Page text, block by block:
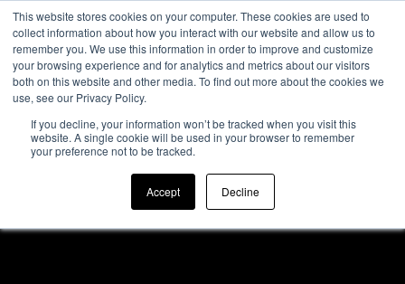
This website stores cookies on your computer. These cookies are used to
collect information about how you interact with our website and allow us to
remember you. We use this information in order to improve and customize
your browsing experience and for analytics and metrics about our visitors
both on this website and other media. To find out more about the cookies we
use, see our Privacy Policy.
If you decline, your information won’t be tracked when you visit this
website. A single cookie will be used in your browser to remember
your preference not to be tracked.
Accept Decline